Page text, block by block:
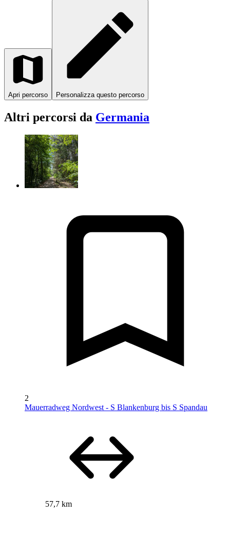
Apri percorso Personalizza questo percorso
Altri percorsi da Germania
2
Mauerradweg Nordwest - S Blankenburg bis S Spandau
57,7 km